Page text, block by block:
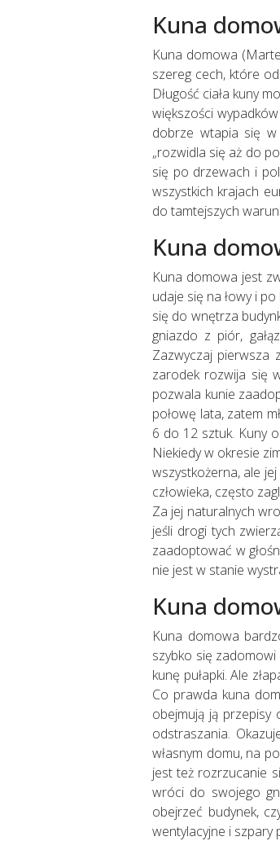
Kuna
Kuna domowa
szereg cech, które
Długość ciała kuny
większości
dobrze wtapia się w
„rozwidla się aż do
się po drzewach i
wszystkich krajach
do tamtejszych
Kuna
Kuna domowa jest
udaje się na łowy i
się do wnętrza
gniazdo z piór,
Zazwyczaj pierwsza
zarodek rozwija się
pozwala kunie
połowę lata, zatem
6 do 12 sztuk. Kuny
Niekiedy w okresie
wszystkożerna, ale jej
człowieka, często
Za jej naturalnych
jeśli drogi tych
zaadoptować w
nie jest w stanie
Kuna
Kuna domowa
szybko się
kunę pułapki. Ale
Co prawda kuna
obejmują ją
odstraszania.
własnym domu, na
jest też rozrzucanie
wróci do swojego
obejrzeć budynek,
wentylacyjne i szpary